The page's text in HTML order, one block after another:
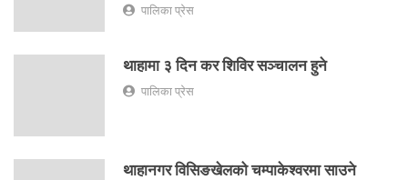
पालिका प्रेस
थाहामा ३ दिन कर शिविर सञ्चालन हुने
पालिका प्रेस
थाहानगर विसिङखेलको चम्पाकेश्वरमा साउने